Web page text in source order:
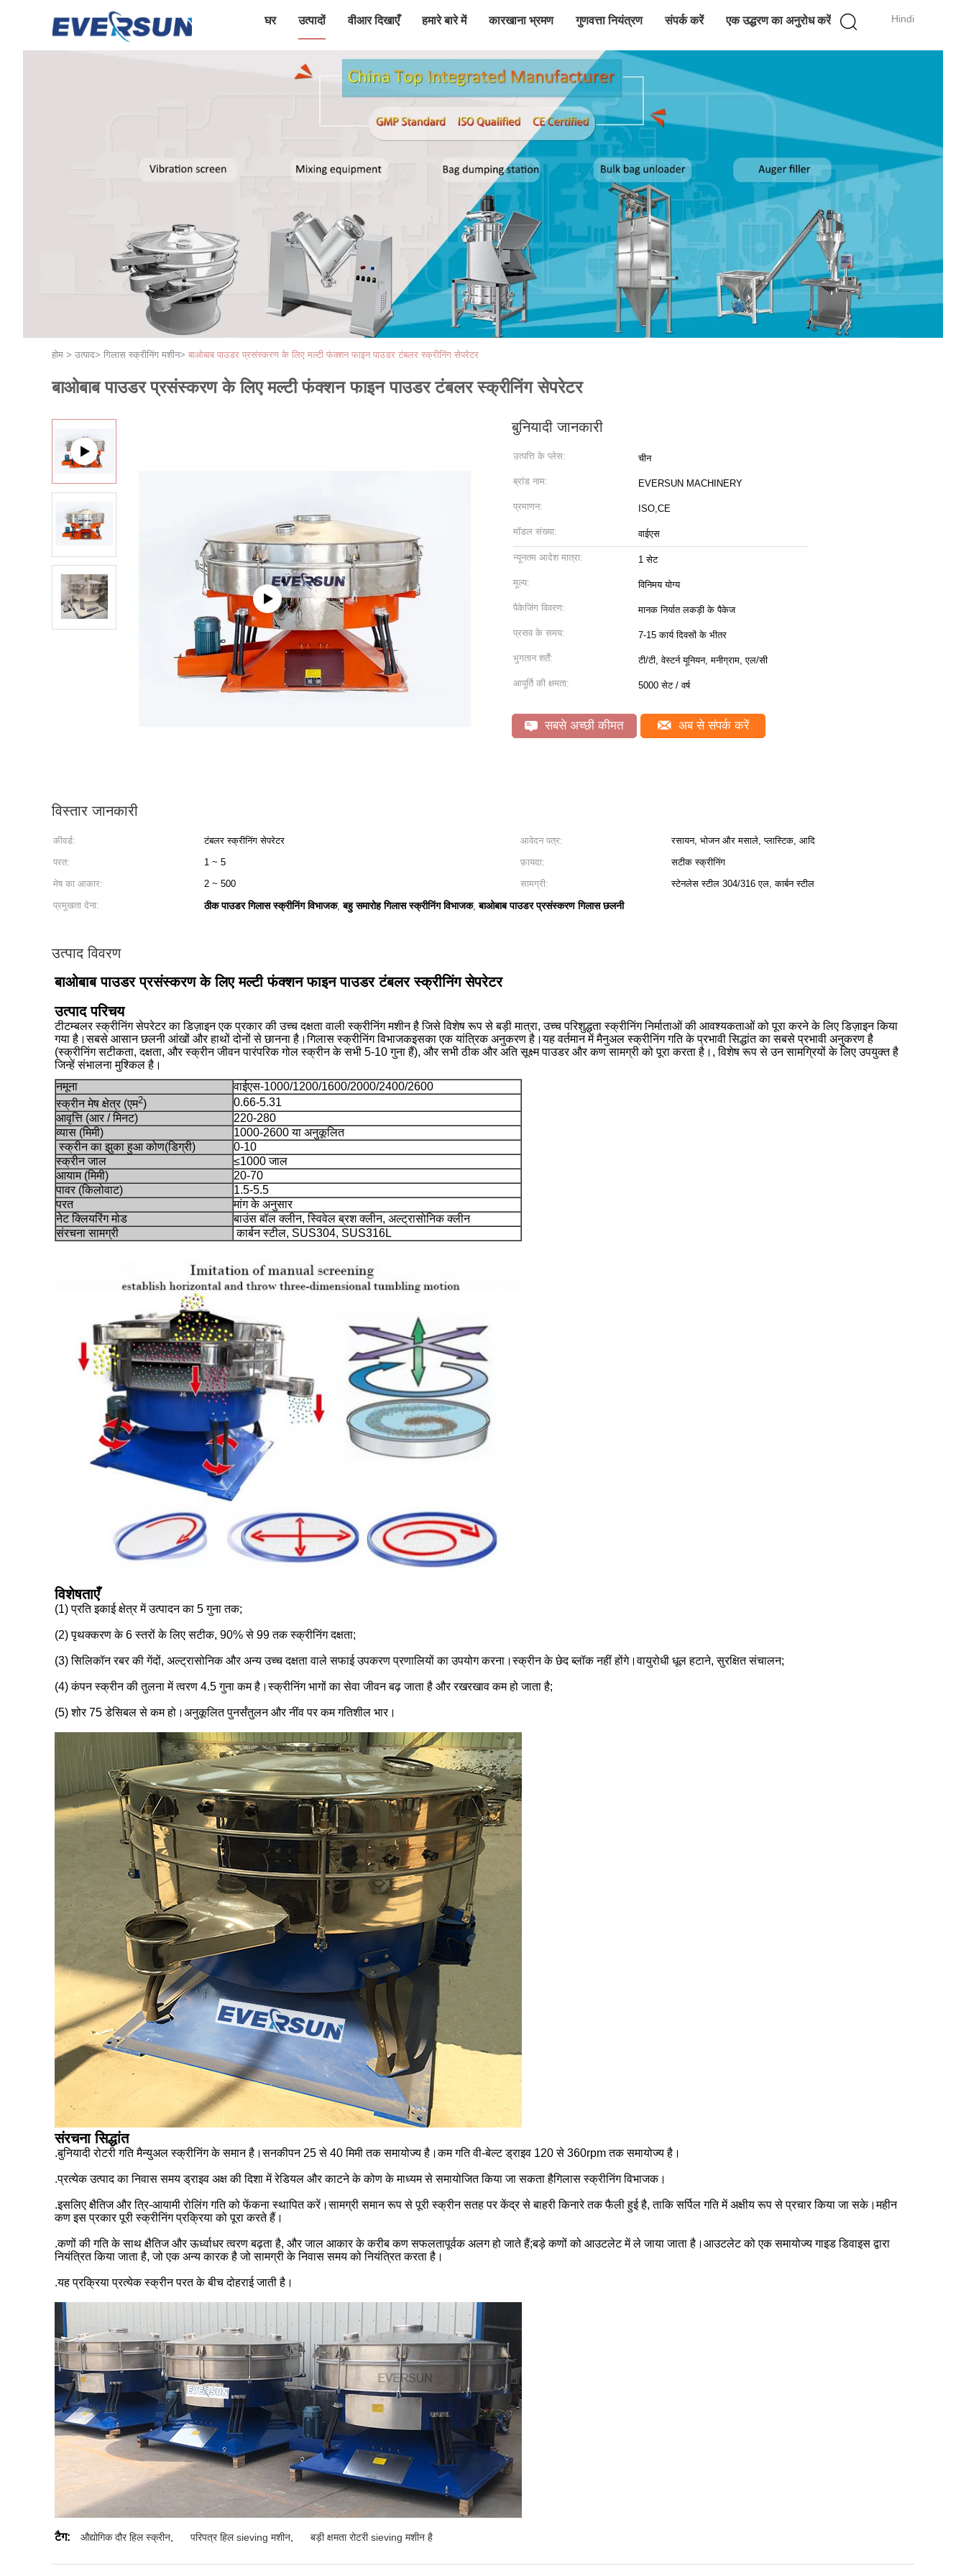
Hindi
घर उत्पादों वीआर दिखाएँ हमारे बारे में कारखाना भ्रमण गुणवत्ता नियंत्रण संपर्क करें एक उद्धरण का अनुरोध करें
होम > उत्पाद> गिलास स्क्रीनिंग मशीन> बाओबाब पाउडर प्रसंस्करण के लिए मल्टी फंक्शन फाइन पाउडर टंबलर स्क्रीनिंग सेपरेटर
बाओबाब पाउडर प्रसंस्करण के लिए मल्टी फंक्शन फाइन पाउडर टंबलर स्क्रीनिंग सेपरेटर
बुनियादी जानकारी
उत्पत्ति के प्लेस: चीन
ब्रांड नाम: EVERSUN MACHINERY
प्रमाणन: ISO,CE
मॉडल संख्या: वाईएस
न्यूनतम आदेश मात्रा: 1 सेट
मूल्य: विनिमय योग्य
पैकेजिंग विवरण: मानक निर्यात लकड़ी के पैकेज
प्रसव के समय: 7-15 कार्य दिवसों के भीतर
भुगतान शर्तें: टी/टी, वेस्टर्न यूनियन, मनीग्राम, एल/सी
आपूर्ति की क्षमता: 5000 सेट / वर्ष
सबसे अच्छी कीमत अब से संपर्क करें
विस्तार जानकारी
कीवर्ड: टंबलर स्क्रीनिंग सेपरेटर आवेदन पत्र:
रसायन, भोजन और मसाले, प्लास्टिक, आदि
परत:
1 ~ 5 फ़ायदा:
सटीक स्क्रीनिंग
मेष का आकार:
2 ~ 500 सामग्री:
स्टेनलेस स्टील 304/316 एल, कार्बन स्टील
प्रमुखता देना:
ठीक पाउडर गिलास स्क्रीनिंग विभाजक,बहु समारोह गिलास स्क्रीनिंग विभाजक,बाओबाब पाउडर प्रसंस्करण गिलास छलनी
उत्पाद विवरण
बाओबाब पाउडर प्रसंस्करण के लिए मल्टी फंक्शन फाइन पाउडर टंबलर स्क्रीनिंग सेपरेटर
उत्पाद परिचय
टीटम्बलर स्क्रीनिंग सेपरेटर का डिज़ाइन एक प्रकार की उच्च दक्षता वाली स्क्रीनिंग मशीन है जिसे विशेष रूप से बड़ी मात्रा, उच्च परिशुद्धता स्क्रीनिंग निर्माताओं की आवश्यकताओं को पूरा करने के लिए डिज़ाइन किया
गया है।सबसे आसान छलनी आंखों और हाथों दोनों से छानना है।गिलास स्क्रीनिंग विभाजकइसका एक यांत्रिक अनुकरण है।यह वर्तमान में मैनुअल स्क्रीनिंग गति के प्रभावी सिद्धांत का सबसे प्रभावी अनुकरण है
(स्क्रीनिंग सटीकता, दक्षता, और स्क्रीन जीवन पारंपरिक गोल स्क्रीन के सभी 5-10 गुना हैं), और सभी ठीक और अति सूक्ष्म पाउडर और कण सामग्री को पूरा करता है।, विशेष रूप से उन सामग्रियों के लिए उपयुक्त है
जिन्हें संभालना मुश्किल है।
नमूना
वाईएस-1000/1200/1600/2000/2400/2600
स्क्रीन मेष क्षेत्र (एम2)
0.66-5.31
आवृत्ति (आर / मिनट)
220-280
व्यास (मिमी)
1000-2600 या अनुकूलित
स्क्रीन का झुका हुआ कोण(डिग्री)
0-10
स्क्रीन जाल
≤1000 जाल
आयाम (मिमी)
20-70
पावर (किलोवाट)
1.5-5.5
परत
मांग के अनुसार
नेट क्लियरिंग मोड
बाउंस बॉल क्लीन, स्विवेल ब्रश क्लीन, अल्ट्रासोनिक क्लीन
संरचना सामग्री
कार्बन स्टील, SUS304, SUS316L
विशेषताएँ
(1) प्रति इकाई क्षेत्र में उत्पादन का 5 गुना तक;
(2) पृथक्करण के 6 स्तरों के लिए सटीक, 90% से 99 तक स्क्रीनिंग दक्षता;
(3) सिलिकॉन रबर की गेंदों, अल्ट्रासोनिक और अन्य उच्च दक्षता वाले सफाई उपकरण प्रणालियों का उपयोग करना।स्क्रीन के छेद ब्लॉक नहीं होंगे।वायुरोधी धूल हटाने, सुरक्षित संचालन;
(4) कंपन स्क्रीन की तुलना में त्वरण 4.5 गुना कम है।स्क्रीनिंग भागों का सेवा जीवन बढ़ जाता है और रखरखाव कम हो जाता है;
(5) शोर 75 डेसिबल से कम हो।अनुकूलित पुनर्संतुलन और नींव पर कम गतिशील भार।
संरचना सिद्धांत
.बुनियादी रोटरी गति मैन्युअल स्क्रीनिंग के समान है।सनकीपन 25 से 40 मिमी तक समायोज्य है।कम गति वी-बेल्ट ड्राइव 120 से 360rpm तक समायोज्य है।
.प्रत्येक उत्पाद का निवास समय ड्राइव अक्ष की दिशा में रेडियल और काटने के कोण के माध्यम से समायोजित किया जा सकता हैगिलास स्क्रीनिंग विभाजक।
.इसलिए क्षैतिज और त्रि-आयामी रोलिंग गति को फेंकना स्थापित करें।सामग्री समान रूप से पूरी स्क्रीन सतह पर केंद्र से बाहरी किनारे तक फैली हुई है, ताकि सर्पिल गति में अक्षीय रूप से प्रचार किया जा सके।महीन
कण इस प्रकार पूरी स्क्रीनिंग प्रक्रिया को पूरा करते हैं।
.कणों की गति के साथ क्षैतिज और ऊर्ध्वाधर त्वरण बढ़ता है, और जाल आकार के करीब कण सफलतापूर्वक अलग हो जाते हैं;बड़े कणों को आउटलेट में ले जाया जाता है।आउटलेट को एक समायोज्य गाइड डिवाइस द्वारा
नियंत्रित किया जाता है, जो एक अन्य कारक है जो सामग्री के निवास समय को नियंत्रित करता है।
.यह प्रक्रिया प्रत्येक स्क्रीन परत के बीच दोहराई जाती है।
टैग: औद्योगिक दौर हिल स्क्रीन परिपत्र हिल sieving मशीन बड़ी क्षमता रोटरी sieving मशीन है